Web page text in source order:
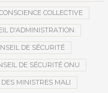
COLLECTIVE
D’ADMINISTRATION
DE SÉCURITÉ
DE SÉCURITÉ ONU
DES MINISTRES MALI